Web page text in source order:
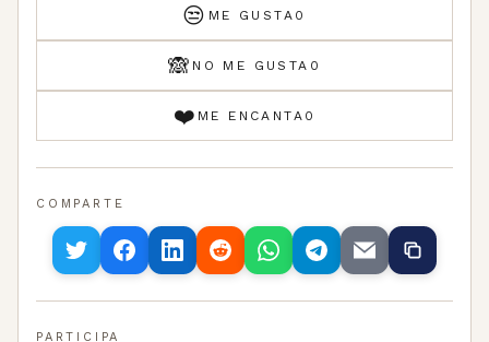
😒 ME GUSTA 0
🙈 NO ME GUSTA 0
❤️ ME ENCANTA 0
COMPARTE
PARTICIPA